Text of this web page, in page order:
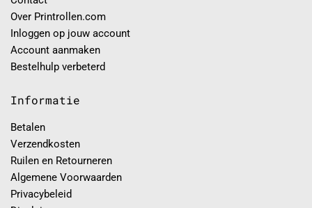
Over Printrollen.com
Inloggen op jouw account
Account aanmaken
Bestelhulp verbeterd
Informatie
Betalen
Verzendkosten
Ruilen en Retourneren
Algemene Voorwaarden
Privacybeleid